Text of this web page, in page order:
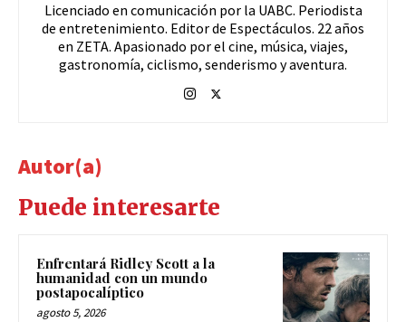
Licenciado en comunicación por la UABC. Periodista
de entretenimiento. Editor de Espectáculos. 22 años
en ZETA. Apasionado por el cine, música, viajes,
gastronomía, ciclismo, senderismo y aventura.
Autor(a)
Puede interesarte
Enfrentará Ridley Scott a la
humanidad con un mundo
postapocalíptico
agosto 5, 2026